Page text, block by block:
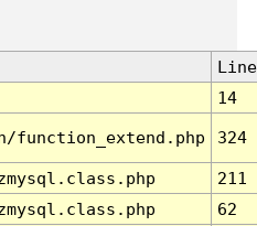
Line
14
function_extend.php 324
211
62